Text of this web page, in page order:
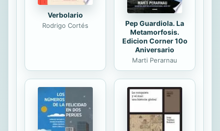
Verbolario
Rodrigo Cortés
Pep Guardiola. La
Metamorfosis.
Edicion Corner 10o
Aniversario
Marti Perarnau